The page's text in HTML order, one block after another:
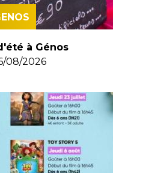
à Génos
08/2026